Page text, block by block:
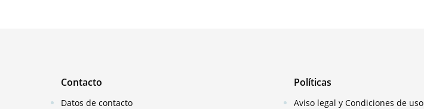
Contacto
Datos de contacto
Políticas
Aviso legal y Condiciones de uso